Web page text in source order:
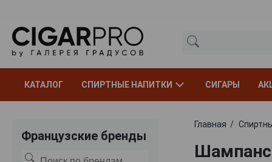
КАТАЛОГ СПИРТНЫЕ НАПИТКИ СИГАРЫ
Французские бренды
Главная